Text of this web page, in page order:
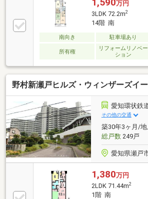
1,590万円
3LDK 72.2m2
14階 南
南向き 駐車場あり
所有権
リフォームリノベー
ション
野村新瀬戸ヒルズ・ウィンザーズイ
愛知環状鉄
その他の交通
築30年3ヶ月/
総戸数249戸
愛知県瀬戸
1,380万円
2LDK 71.44m2
1階 南